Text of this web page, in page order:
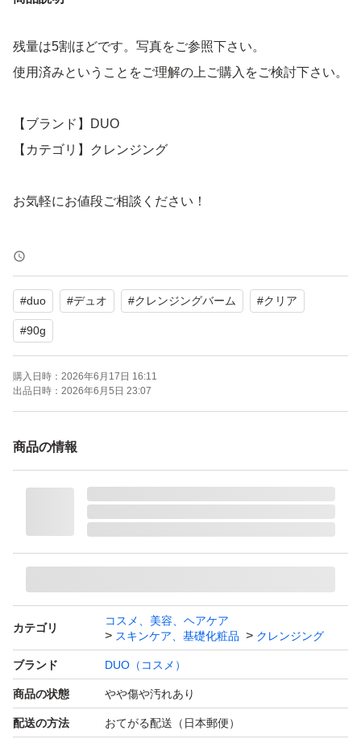
残量は5割ほどです。写真をご参照下さい。
使用済みということをご理解の上ご購入をご検討下さい。
【ブランド】DUO
【カテゴリ】クレンジング
お気軽にお値段ご相談ください！
※発送後のキャンセル、返品不可です。
※発送中の破損、紛失等の責任は負いかねます。
他にもコスメなどいろいろも販売していますのでプロフィ
ールを是非ご覧ください！
#duo #デュオ #クレンジングバーム #クリア
#90g
購入日時： 2026年6月17日 16:11
出品日時： 2026年6月5日 23:07
商品の情報
カテゴリ
コスメ、美容、ヘアケア
スキンケア、基礎化粧品
クレンジング
ブランド DUO（コスメ）
商品の状態 やや傷や汚れあり
配送の方法 おてがる配送（日本郵便）